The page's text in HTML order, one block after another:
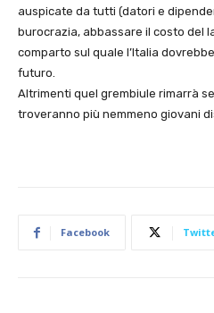
auspicate da tutti (datori e
burocrazia, abbassare il costo del
comparto sul quale l’Italia
futuro.
Altrimenti quel grembiule rimarrà
troveranno più nemmeno giovani
Facebook